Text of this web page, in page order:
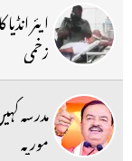
زخمی
مدرسہ
موریہ